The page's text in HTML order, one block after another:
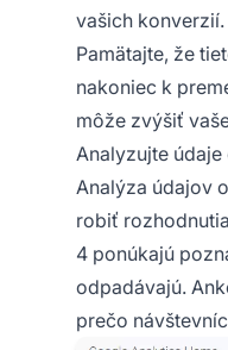
vašich konverzií.
Pamätajte, že
nakoniec k
môže zvýšiť
Analyzujte
Analýza údajov
robiť
4 ponúkajú
odpadávajú.
prečo